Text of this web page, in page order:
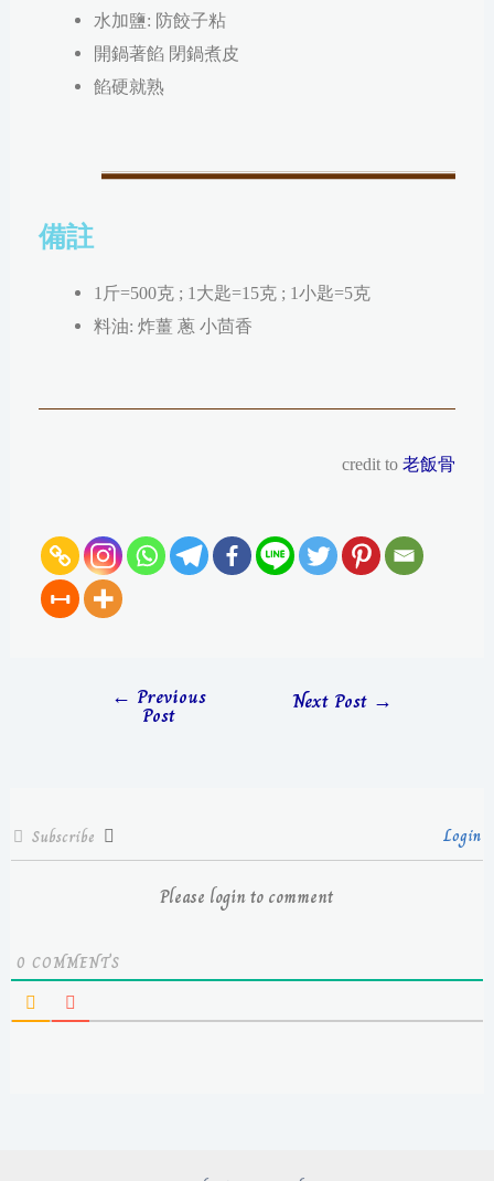
水加鹽: 防餃子粘
開鍋著餡 閉鍋煮皮
餡硬就熟
備註
1斤=500克 ; 1大匙=15克 ; 1小匙=5克
料油: 炸薑 蔥 小茴香
credit to 老飯骨
← Previous
Post Next Post →
Subscribe Login
Please login to comment
0 COMMENTS